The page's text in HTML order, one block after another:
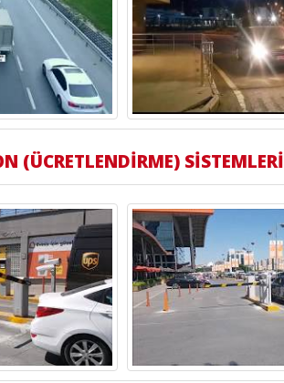
(ÜCRETLENDİRME) SİSTEMLERİ